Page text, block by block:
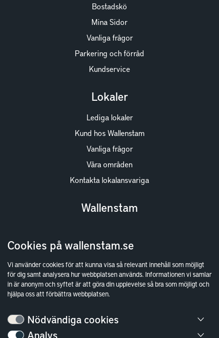
Cookies på wallenstam.se
Vi använder cookies för att kunna visa så relevant innehåll som möjligt
för dig samt analysera hur webbplatsen används. Informationen vi samlar
in är anonym och syftet är att göra din upplevelse så bra som möjligt och
hjälpa oss att förbättra webbplatsen.
Nödvändiga cookies
Analys
Bostadskö
Mina Sidor
Vanliga frågor
Parkering och förråd
Kundservice
Lokaler
Lediga lokaler
Kund hos Wallenstam
Vanliga frågor
Våra områden
Kontakta lokalansvariga
Wallenstam
Finansiella rapporter
Sök fakturamottagare
Våra fastigheter
Hållbarhet